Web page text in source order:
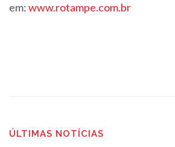
em:www.rotampe.com.br
ÚLTIMAS NOTÍCIAS